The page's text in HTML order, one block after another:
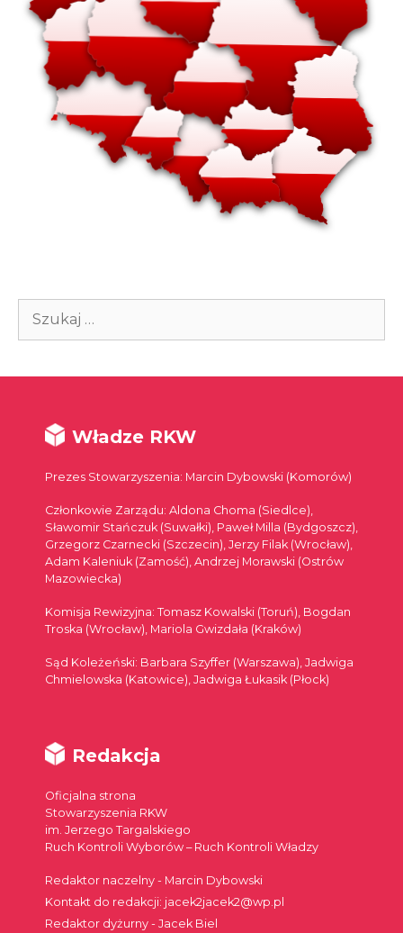
Szukaj:
Władze RKW
Prezes Stowarzyszenia: Marcin Dybowski (Komorów)
Członkowie Zarządu: Aldona Choma (Siedlce),
Sławomir Stańczuk (Suwałki), Paweł Milla (Bydgoszcz),
Grzegorz Czarnecki (Szczecin), Jerzy Filak (Wrocław),
Adam Kaleniuk (Zamość), Andrzej Morawski (Ostrów
Mazowiecka)
Komisja Rewizyjna: Tomasz Kowalski (Toruń), Bogdan
Troska (Wrocław), Mariola Gwizdała (Kraków)
Sąd Koleżeński: Barbara Szyffer (Warszawa), Jadwiga
Chmielowska (Katowice), Jadwiga Łukasik (Płock)
Redakcja
Oficjalna strona
Stowarzyszenia RKW
im. Jerzego Targalskiego
Ruch Kontroli Wyborów – Ruch Kontroli Władzy
Redaktor naczelny - Marcin Dybowski
Kontakt do redakcji: jacek2jacek2@wp.pl
Redaktor dyżurny - Jacek Biel